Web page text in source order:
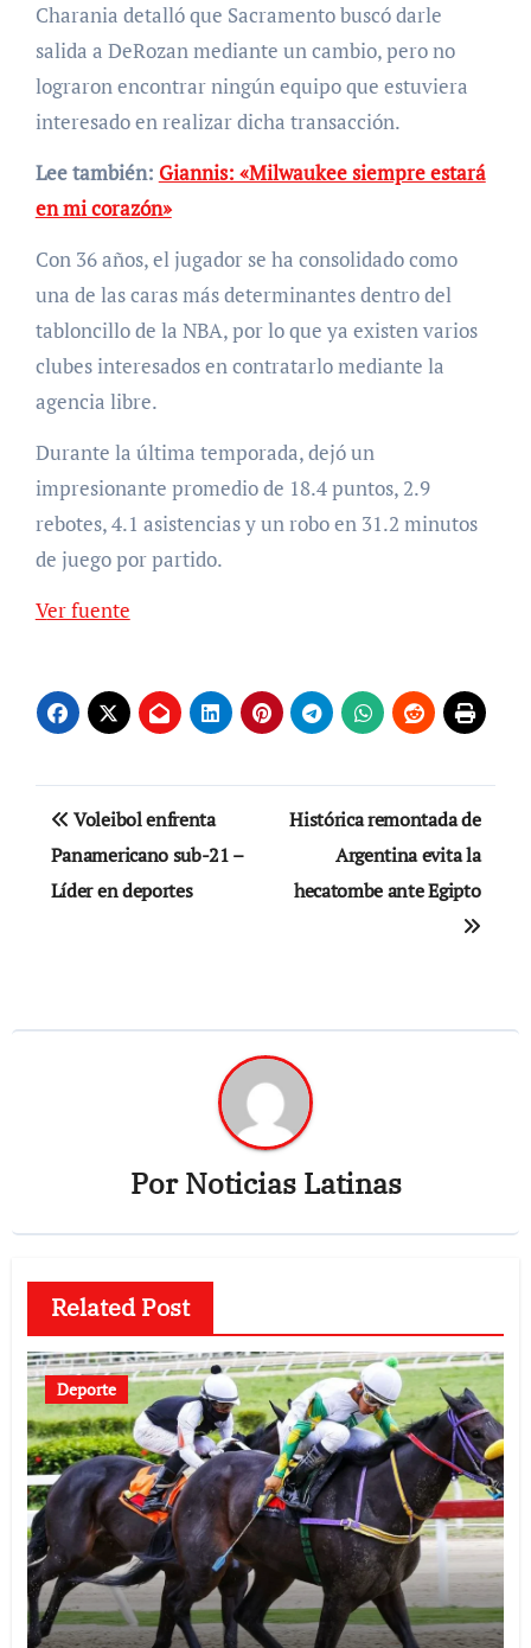
Charania detalló que Sacramento buscó darle
salida a DeRozan mediante un cambio, pero no
lograron encontrar ningún equipo que estuviera
interesado en realizar dicha transacción.
Lee también: Giannis: «Milwaukee siempre estará
en mi corazón»
Con 36 años, el jugador se ha consolidado como
una de las caras más determinantes dentro del
tabloncillo de la NBA, por lo que ya existen varios
clubes interesados en contratarlo mediante la
agencia libre.
Durante la última temporada, dejó un
impresionante promedio de 18.4 puntos, 2.9
rebotes, 4.1 asistencias y un robo en 31.2 minutos
de juego por partido.
Ver fuente
Navegación
de
entradas
Voleibol enfrenta
Panamericano sub-21 –
Líder en deportes
Histórica remontada de
Argentina evita la
hecatombe ante Egipto
PorNoticias Latinas
Related Post
Deporte